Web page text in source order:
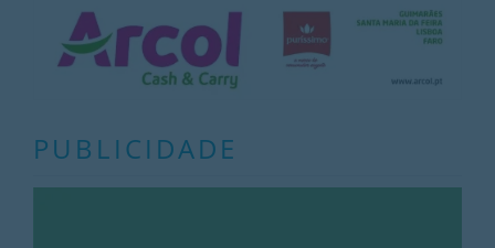
PUBLICIDADE